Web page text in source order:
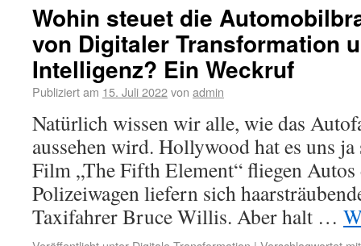
Wohin steuet die
von Digitaler Transformation
Intelligenz? Ein Weckruf
Publiziert am 15. Juli 2022von admin
Natürlich wissen wir alle, wie das
aussehen wird. Hollywood hat es uns
Film „The Fifth Element“ fliegen
Polizeiwagen liefern sich
Taxifahrer Bruce Willis. Aber halt …